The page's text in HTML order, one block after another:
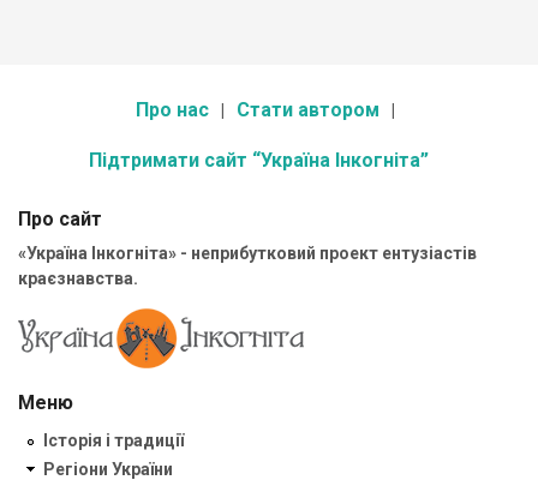
Про нас Стати автором
Підтримати сайт “Україна Інкогніта”
Про сайт
«Україна Інкогніта» - неприбутковий проект ентузіастів
краєзнавства.
Меню
Історія і традиції
Регіони України